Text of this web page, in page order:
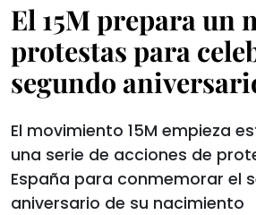
El 15M prepara un
protestas para
segundo
El movimiento 15M empieza
una serie de acciones de
España para conmemorar el
aniversario de su nacimiento